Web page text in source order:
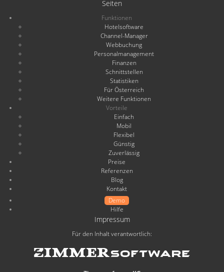
Seiten
Funktionen
Hotelsoftware
Channel-Manager
Webbuchung
Personalmanagement
Finanzen
Schnittstellen
Statistiken
Für Österreich
Weitere Funktionen
Vorteile
Einfach
Mobil
Flexibel
Günstig
Zuverlässig
Preise
Referenzen
Blog
Kontakt
Demo
Hilfe
Impressum
Für den Inhalt verantwortlich: